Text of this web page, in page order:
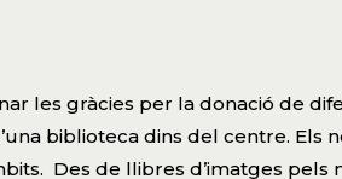
les gràcies per la donació de
biblioteca dins del centre. Els
Des de llibres d’imatges pels